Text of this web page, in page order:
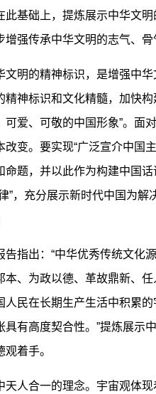
此基础上，提炼展示中华文
增强传承中华文明的志气、
的精神标识，是增强中华
精神标识和文化精髓，加快
可爱、可敬的中国形象”。面
改变。要实现“广泛宣介中国
命题，并以此作为构建中国
”，充分展示新时代中国为
出：“中华优秀传统文化源
本、为政以德、革故鼎新、
人民在长期生产生活中积累
具有高度契合性。”提炼展示
着手。
合一的理念。宇宙观体现